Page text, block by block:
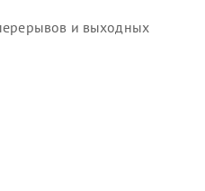
и выходных